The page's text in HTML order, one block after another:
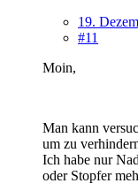
19.
#11
Moin,
Man kann
um zu
Ich habe nur
oder Stopfer